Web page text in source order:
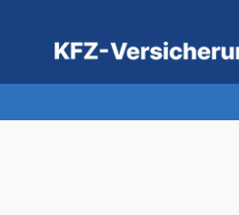
springen